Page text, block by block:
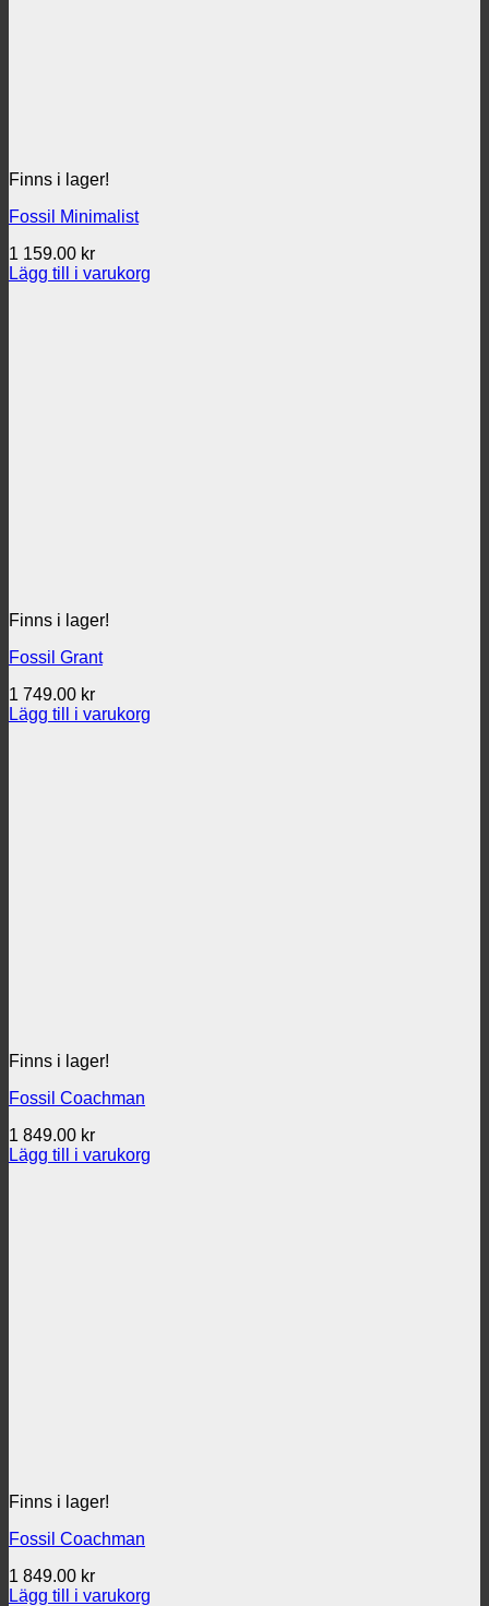
Finns i lager!
Fossil Minimalist
1 159.00 kr
Lägg till i varukorg
Finns i lager!
Fossil Grant
1 749.00 kr
Lägg till i varukorg
Finns i lager!
Fossil Coachman
1 849.00 kr
Lägg till i varukorg
Finns i lager!
Fossil Coachman
1 849.00 kr
Lägg till i varukorg